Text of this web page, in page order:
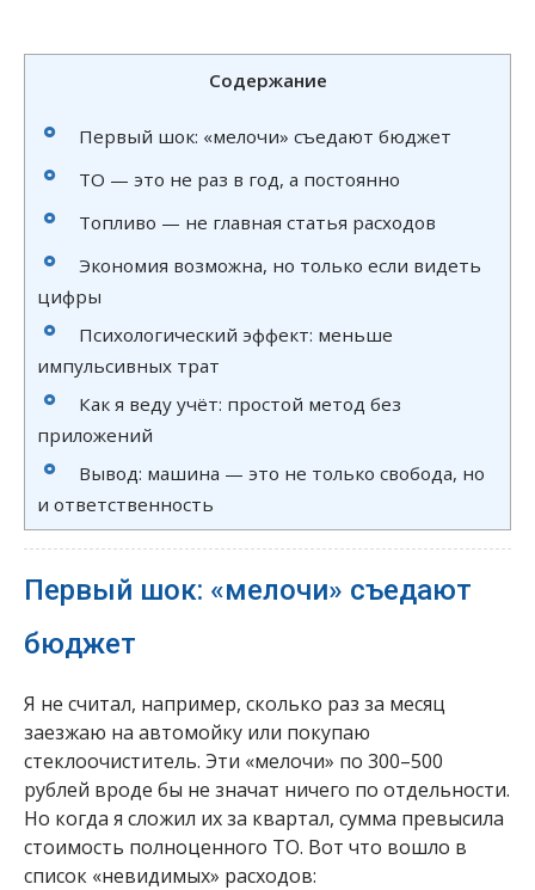
Содержание
Первый шок: «мелочи» съедают бюджет
ТО — это не раз в год, а постоянно
Топливо — не главная статья расходов
Экономия возможна, но только если видеть
цифры
Психологический эффект: меньше
импульсивных трат
Как я веду учёт: простой метод без
приложений
Вывод: машина — это не только свобода, но
и ответственность
Первый шок: «мелочи» съедают
бюджет
Я не считал, например, сколько раз за месяц
заезжаю на автомойку или покупаю
стеклоочиститель. Эти «мелочи» по 300–500
рублей вроде бы не значат ничего по отдельности.
Но когда я сложил их за квартал, сумма превысила
стоимость полноценного ТО. Вот что вошло в
список «невидимых» расходов: